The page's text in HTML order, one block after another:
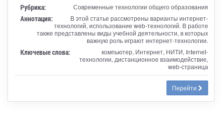
Рубрика: Современные технологии общего образования
Аннотация:
В этой статье рассмотрены варианты интернет-
технологий, использование web-технологий. В работе
также представлены виды учебной деятельности, в которых
важную роль играют интернет-технологии.
Ключевые слова:
компьютер, Интернет, НИТИ, Internet-
технологии, дистанционное взаимодействие,
web-страница
Перейти